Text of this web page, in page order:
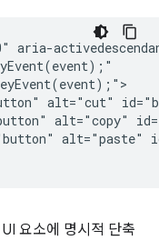
aria-
alt="cut"
alt="copy"
alt="paste"
요소에 명시적 단축